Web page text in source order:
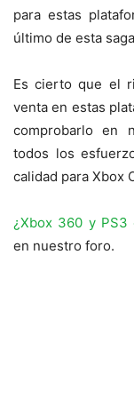
para estas
último de esta
Es cierto que el
venta en estas
comprobarlo en
todos los
calidad para Xbox
¿Xbox 360 y PS3
en nuestro foro.